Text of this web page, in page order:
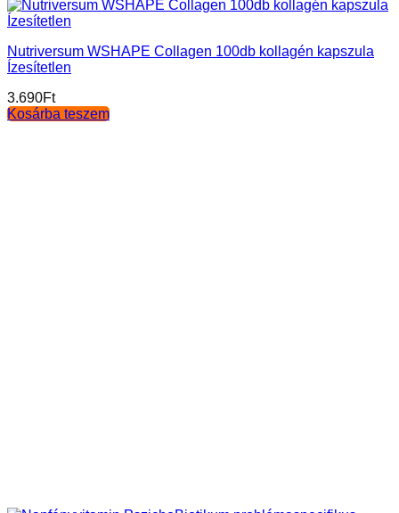
Nutriversum WSHAPE Collagen 100db kollagén kapszula
Ízesítetlen
3.690Ft
Kosárba teszem